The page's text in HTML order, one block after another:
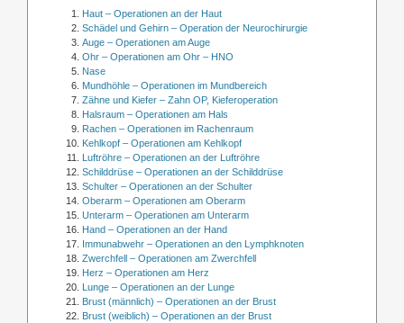
Haut – Operationen an der Haut
Schädel und Gehirn – Operation der Neurochirurgie
Auge – Operationen am Auge
Ohr – Operationen am Ohr – HNO
Nase
Mundhöhle – Operationen im Mundbereich
Zähne und Kiefer – Zahn OP, Kieferoperation
Halsraum – Operationen am Hals
Rachen – Operationen im Rachenraum
Kehlkopf – Operationen am Kehlkopf
Luftröhre – Operationen an der Luftröhre
Schilddrüse – Operationen an der Schilddrüse
Schulter – Operationen an der Schulter
Oberarm – Operationen am Oberarm
Unterarm – Operationen am Unterarm
Hand – Operationen an der Hand
Immunabwehr – Operationen an den Lymphknoten
Zwerchfell – Operationen am Zwerchfell
Herz – Operationen am Herz
Lunge – Operationen an der Lunge
Brust (männlich) – Operationen an der Brust
Brust (weiblich) – Operationen an der Brust